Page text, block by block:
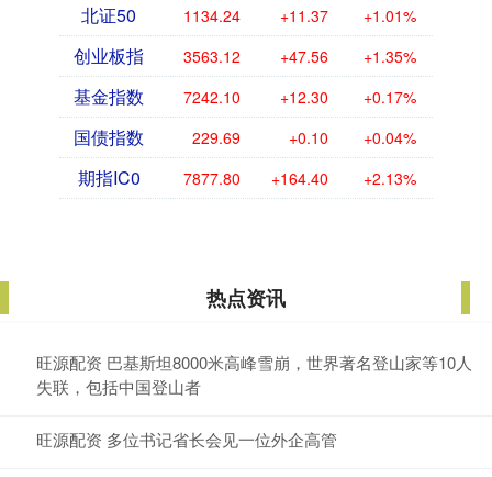
北证50 1134.24 +11.37 +1.01%
创业板指 3563.12 +47.56 +1.35%
基金指数 7242.10 +12.30 +0.17%
国债指数 229.69 +0.10 +0.04%
期指IC0 7877.80 +164.40 +2.13%
热点资讯
旺源配资 巴基斯坦8000米高峰雪崩，世界著名登山家等10人
失联，包括中国登山者
旺源配资 多位书记省长会见一位外企高管